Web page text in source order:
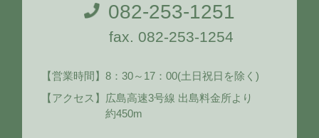
082-253-1251
fax. 082-253-1254
【営業時間】8：30～17：00(土日祝日を除く)
【アクセス】 広島高速3号線 出島料金所より
約450m